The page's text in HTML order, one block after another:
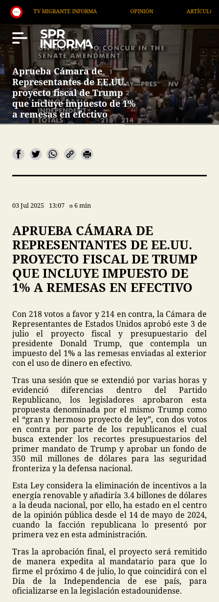
TV MIGRANTE INFORMA ARTÍCULOS
Aprueba Cámara de
Representantes de EE.UU.
proyecto fiscal de Trump
que incluye impuesto de 1%
a remesas en efectivo
03 Jul 2025 13:07 6 min
APRUEBA CÁMARA DE
REPRESENTANTES DE EE.UU.
PROYECTO FISCAL DE TRUMP
QUE INCLUYE IMPUESTO DE
1% A REMESAS EN EFECTIVO
Con 218 votos a favor y 214 en contra, la Cámara de
Representantes de Estados Unidos aprobó este 3 de
julio el proyecto fiscal y presupuestario del
presidente Donald Trump, que contempla un
impuesto del 1% a las remesas enviadas al exterior
con el uso de dinero en efectivo.
Tras una sesión que se extendió por varias horas y
evidenció diferencias dentro del Partido
Republicano, los legisladores aprobaron esta
propuesta denominada por el mismo Trump como
el “gran y hermoso proyecto de ley”, con dos votos
en contra por parte de los republicanos el cual
busca extender los recortes presupuestarios del
primer mandato de Trump y aprobar un fondo de
350 mil millones de dólares para las seguridad
fronteriza y la defensa nacional.
Esta Ley considera la eliminación de incentivos a la
energía renovable y añadiría 3.4 billones de dólares
a la deuda nacional, por ello, ha estado en el centro
de la opinión pública desde el 14 de mayo de 2024,
cuando la facción republicana lo presentó por
primera vez en esta administración.
Tras la aprobación final, el proyecto será remitido
de manera expedita al mandatario para que lo
firme el próximo 4 de julio, lo que coincidirá con el
Día de la Independencia de ese país, para
oficializarse en la legislación estadounidense.